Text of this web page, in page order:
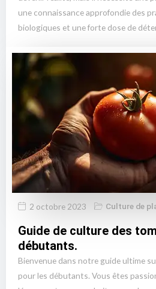
une connaissance approfondie des
biologiques et une forte dose de
2 octobre 2023 Culture de
Guide de culture des
débutants.
Bienvenue dans notre guide ultime
pour les débutants. Vous êtes